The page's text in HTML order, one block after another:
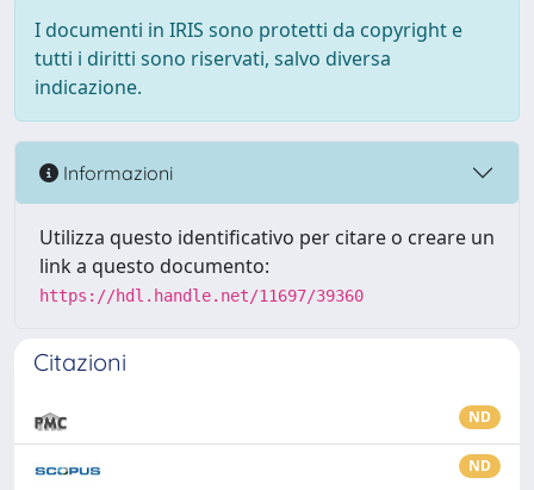
I documenti in IRIS sono protetti da copyright e
tutti i diritti sono riservati, salvo diversa
indicazione.
Informazioni
Utilizza questo identificativo per citare o creare un
link a questo documento:
https://hdl.handle.net/11697/39360
Citazioni
ND
ND